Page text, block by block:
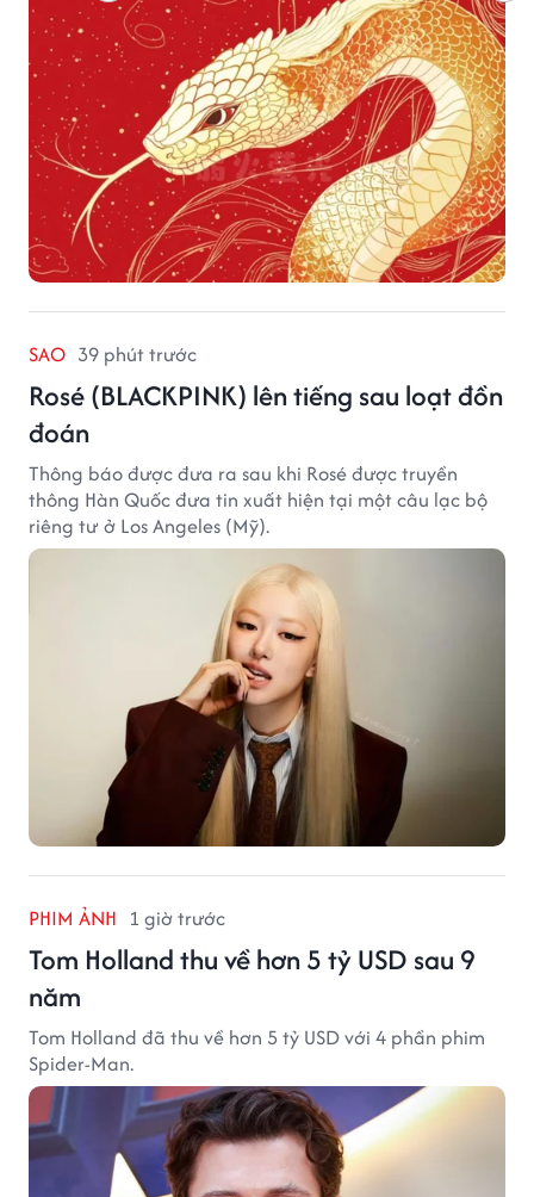
SAO 39 phút trước
Rosé (BLACKPINK) lên tiếng sau loạt đồn
đoán
Thông báo được đưa ra sau khi Rosé được truyền
thông Hàn Quốc đưa tin xuất hiện tại một câu lạc bộ
riêng tư ở Los Angeles (Mỹ).
PHIM ẢNH 1 giờ trước
Tom Holland thu về hơn 5 tỷ USD sau 9
năm
Tom Holland đã thu về hơn 5 tỷ USD với 4 phần phim
Spider-Man.